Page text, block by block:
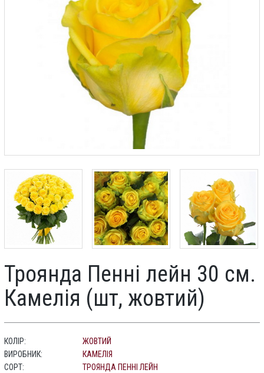
Троянда Пенні лейн 30 см.
Камелія (шт, жовтий)
КОЛІР:
ЖОВТИЙ
ВИРОБНИК:
КАМЕЛІЯ
СОРТ:
ТРОЯНДА ПЕННІ ЛЕЙН